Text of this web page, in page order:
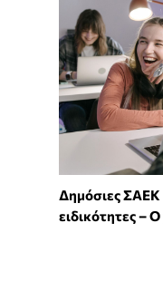
Δημόσιες
ειδικότητες –